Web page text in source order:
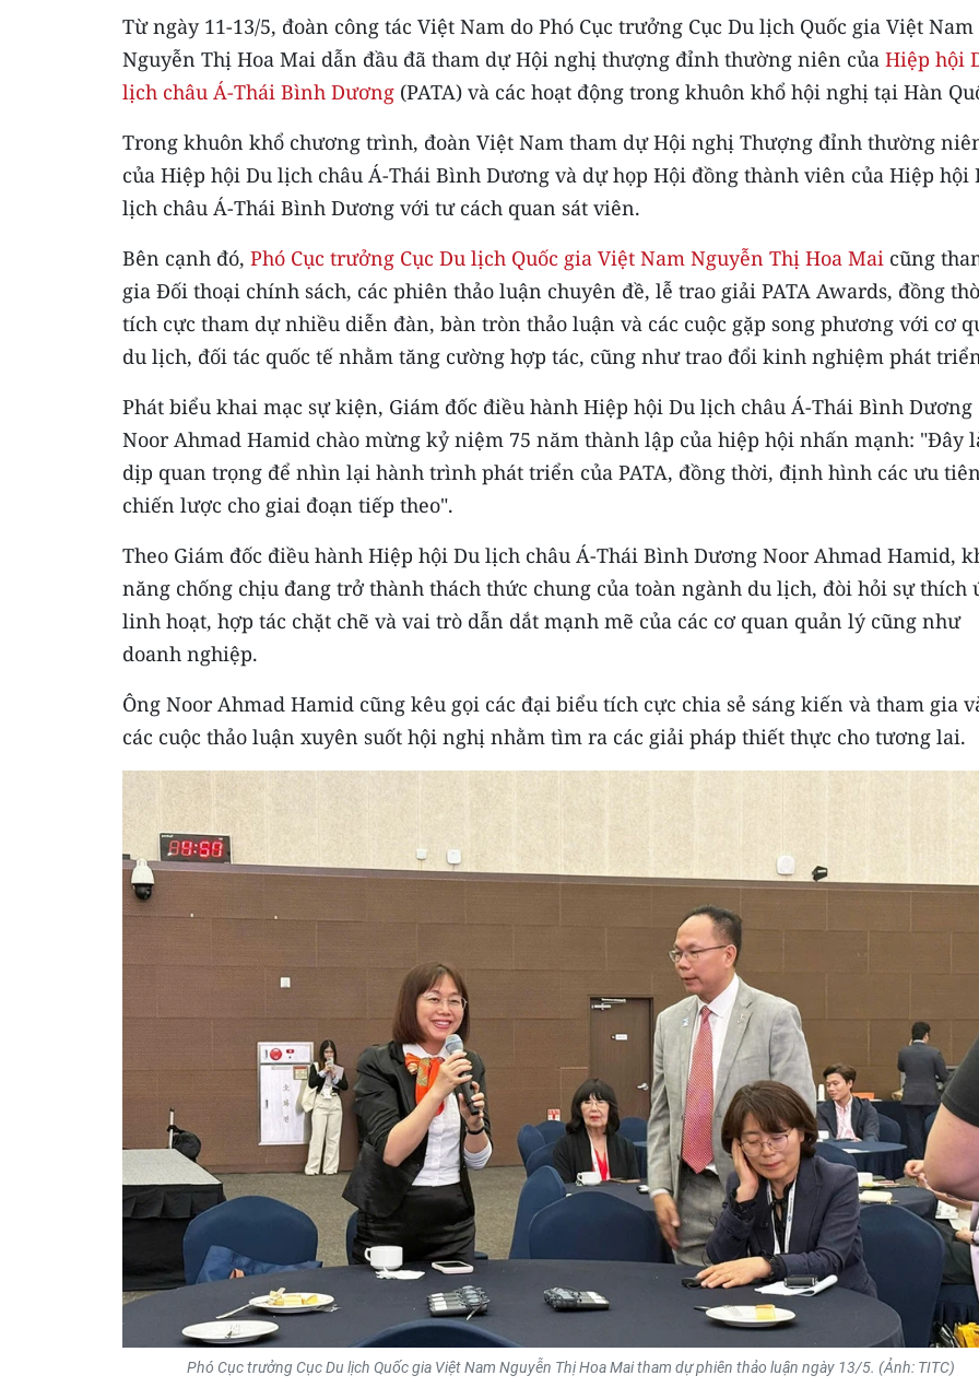
Từ ngày 11-13/5, đoàn công tác Việt Nam do Phó Cục trưởng Cục Du lịch Quốc gia Việt Nam
Nguyễn Thị Hoa Mai dẫn đầu đã tham dự Hội nghị thượng đỉnh thường niên của Hiệp hội
lịch châu Á-Thái Bình Dương (PATA) và các hoạt động trong khuôn khổ hội nghị tại Hàn
Trong khuôn khổ chương trình, đoàn Việt Nam tham dự Hội nghị Thượng đỉnh thường
của Hiệp hội Du lịch châu Á-Thái Bình Dương và dự họp Hội đồng thành viên của Hiệp hội
lịch châu Á-Thái Bình Dương với tư cách quan sát viên.
Bên cạnh đó, Phó Cục trưởng Cục Du lịch Quốc gia Việt Nam Nguyễn Thị Hoa Mai cũng
gia Đối thoại chính sách, các phiên thảo luận chuyên đề, lễ trao giải PATA Awards, đồng
tích cực tham dự nhiều diễn đàn, bàn tròn thảo luận và các cuộc gặp song phương với cơ
du lịch, đối tác quốc tế nhằm tăng cường hợp tác, cũng như trao đổi kinh nghiệm phát
Phát biểu khai mạc sự kiện, Giám đốc điều hành Hiệp hội Du lịch châu Á-Thái Bình Dương
Noor Ahmad Hamid chào mừng kỷ niệm 75 năm thành lập của hiệp hội nhấn mạnh: "Đây
dịp quan trọng để nhìn lại hành trình phát triển của PATA, đồng thời, định hình các ưu
chiến lược cho giai đoạn tiếp theo".
Theo Giám đốc điều hành Hiệp hội Du lịch châu Á-Thái Bình Dương Noor Ahmad Hamid,
năng chống chịu đang trở thành thách thức chung của toàn ngành du lịch, đòi hỏi sự thích
linh hoạt, hợp tác chặt chẽ và vai trò dẫn dắt mạnh mẽ của các cơ quan quản lý cũng như
doanh nghiệp.
Ông Noor Ahmad Hamid cũng kêu gọi các đại biểu tích cực chia sẻ sáng kiến và tham gia
các cuộc thảo luận xuyên suốt hội nghị nhằm tìm ra các giải pháp thiết thực cho tương lai.
Phó Cục trưởng Cục Du lịch Quốc gia Việt Nam Nguyễn Thị Hoa Mai tham dự phiên thảo luận ngày 13/5. (Ảnh: TITC)